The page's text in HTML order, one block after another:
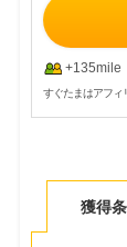
+135mile
すぐたまはアフィ
獲得